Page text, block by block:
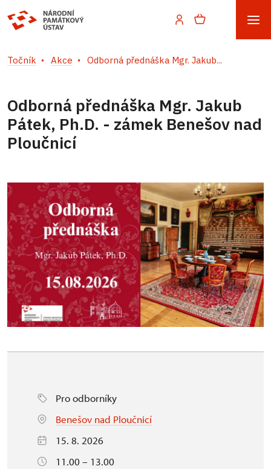
Točník Akce Odborná přednáška Mgr. Jakub...
Odborná přednáška Mgr. Jakub
Pátek, Ph.D. - zámek Benešov nad
Ploučnicí
Pro odborníky
Benešov nad Ploučnicí
15. 8. 2026
11.00 – 13.00